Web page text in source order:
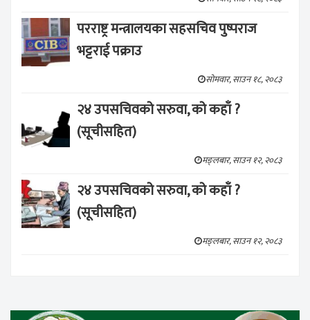
परराष्ट्र मन्त्रालयका सहसचिव पुष्पराज
भट्टराई पक्राउ
सोमवार, साउन १८, २०८३
२४ उपसचिवको सरुवा, को कहाँ ?
(सूचीसहित)
मङ्लबार, साउन १२, २०८३
२४ उपसचिवको सरुवा, को कहाँ ?
(सूचीसहित)
मङ्लबार, साउन १२, २०८३